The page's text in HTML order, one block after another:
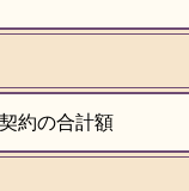
約の合計額